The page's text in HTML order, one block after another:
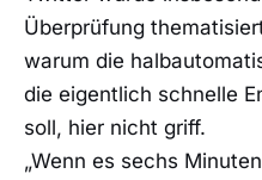
Überprüfung
warum die
die eigentlich schnelle
soll, hier nicht griff.
„Wenn es sechs